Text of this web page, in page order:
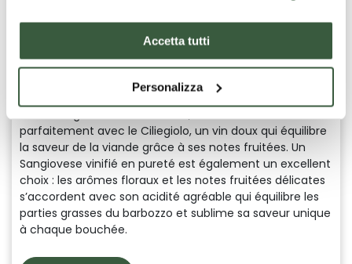
Accetta tutti
Personalizza
une version plus riche despâtes alla norcina
relever les soupes ombriennes telles que lascafata, une
soupe printanière typique à base de fèves, blettes,
oignons nouveaux, céleri et fenouil sauvage.
parfaitement avec le Ciliegiolo, un vin doux qui équilibre
la saveur de la viande grâce à ses notes fruitées. Un
Sangiovese vinifié en pureté est également un excellent
choix : les arômes floraux et les notes fruitées délicates
s’accordent avec son acidité agréable qui équilibre les
parties grasses du barbozzo et sublime sa saveur unique
à chaque bouchée.